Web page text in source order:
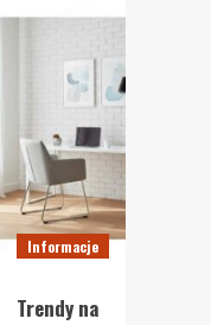
Informacje
Trendy na